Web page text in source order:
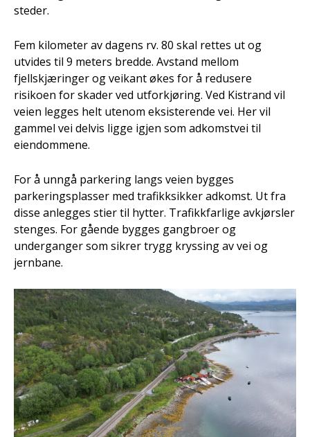
steder.
Fem kilometer av dagens rv. 80 skal rettes ut og
utvides til 9 meters bredde. Avstand mellom
fjellskjæringer og veikant økes for å redusere
risikoen for skader ved utforkjøring. Ved Kistrand vil
veien legges helt utenom eksisterende vei. Her vil
gammel vei delvis ligge igjen som adkomstvei til
eiendommene.
For å unngå parkering langs veien bygges
parkeringsplasser med trafikksikker adkomst. Ut fra
disse anlegges stier til hytter. Trafikkfarlige avkjørsler
stenges. For gående bygges gangbroer og
underganger som sikrer trygg kryssing av vei og
jernbane.